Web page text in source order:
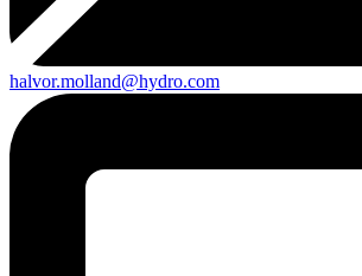
halvor.molland@hydro.com